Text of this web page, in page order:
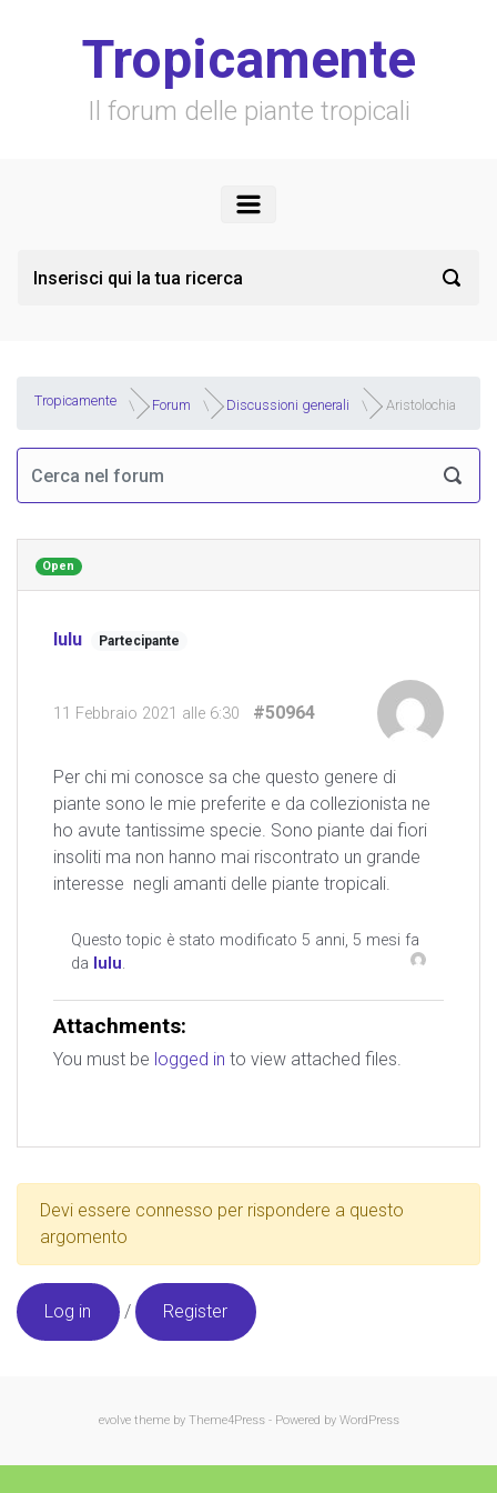
Tropicamente
Il forum delle piante tropicali
Tropicamente Forum Discussioni generali Aristolochia
Open
lulu Partecipante
11 Febbraio 2021 alle 6:30 #50964
Per chi mi conosce sa che questo genere di
piante sono le mie preferite e da collezionista ne
ho avute tantissime specie. Sono piante dai fiori
insoliti ma non hanno mai riscontrato un grande
interesse negli amanti delle piante tropicali.
Questo topic è stato modificato 5 anni, 5 mesi fa
da lulu.
Attachments:
You must be logged in to view attached files.
Devi essere connesso per rispondere a questo
argomento
Log in / Register
evolvetheme by Theme4Press - Powered by WordPress